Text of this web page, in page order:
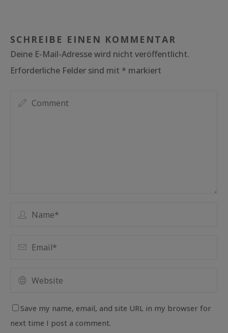
SCHREIBE EINEN KOMMENTAR
Deine E-Mail-Adresse wird nicht veröffentlicht.
Erforderliche Felder sind mit * markiert
Save my name, email, and site URL in my browser for
next time I post a comment.